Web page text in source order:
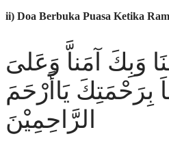
ii) Doa Berbuka Puasa Ketika
وَبِكَ آمَناَّ وَعَلىَ
بِرَحْمَتِكَ يَاأَرْحَمَ
الرَّاحِمِيْنَ